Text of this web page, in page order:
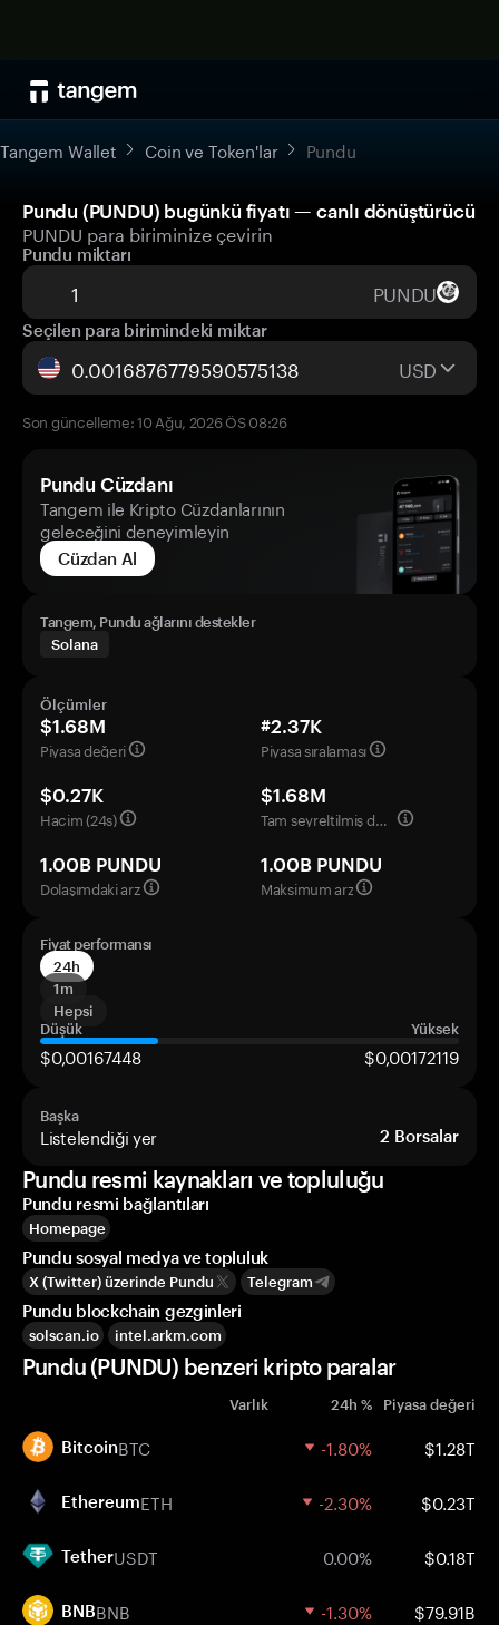
Tangem Wallet Coin ve Token'lar Pundu
Pundu (PUNDU) bugünkü fiyatı — canlı dönüştürücü
PUNDU para biriminize çevirin
Pundu miktarı
PUNDU
Seçilen para birimindeki miktar
USD
Son güncelleme: 10 Ağu, 2026 ÖS 08:26
Pundu Cüzdanı
Tangem ile Kripto Cüzdanlarının
geleceğini deneyimleyin
Cüzdan Al
Tangem, Pundu ağlarını destekler
Solana
Ölçümler
$1.68M
Piyasa değeri
#2.37K
Piyasa sıralaması
$0.27K
Hacim (24s)
$1.68M
Tam seyreltilmiş değerleme
1.00B PUNDU
Dolaşımdaki arz
1.00B PUNDU
Maksimum arz
Fiyat performansı
24h
1m
Hepsi
Düşük
Yüksek
$0,00167448 $0,00172119
Başka
Listelendiği yer 2 Borsalar
Pundu resmi kaynakları ve topluluğu
Pundu resmi bağlantıları
Homepage
Pundu sosyal medya ve topluluk
X (Twitter) üzerinde Pundu Telegram
Pundu blockchain gezginleri
solscan.io intel.arkm.com
Pundu (PUNDU) benzeri kripto paralar
Varlık 24h % Piyasa değeri
BitcoinBTC -1.80% $1.28T
EthereumETH -2.30% $0.23T
TetherUSDT 0.00% $0.18T
BNBBNB -1.30% $79.91B